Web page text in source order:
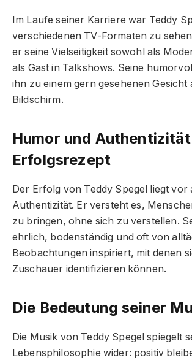
Im Laufe seiner Karriere war Teddy
verschiedenen TV-Formaten zu
er seine Vielseitigkeit sowohl als
als Gast in Talkshows. Seine
ihn zu einem gern gesehenen Gesicht
Bildschirm.
Humor und
Erfolgsrezept
Der Erfolg von Teddy Spegel liegt vor
Authentizität. Er versteht es,
zu bringen, ohne sich zu verstellen.
ehrlich, bodenständig und oft von
Beobachtungen inspiriert, mit denen
Zuschauer identifizieren können.
Die Bedeutung seiner
Die Musik von Teddy Spegel spiegelt
Lebensphilosophie wider: positiv